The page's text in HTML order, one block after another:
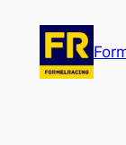
innehåll